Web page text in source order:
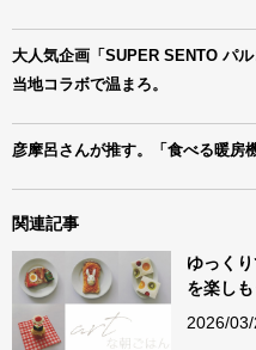
大人気企画「SUPER SENTO パ
当地コラボで温まろ。
彦摩呂さんが推す。「食べる暖房
関連記事
ゆっく
を楽し
2026/03/